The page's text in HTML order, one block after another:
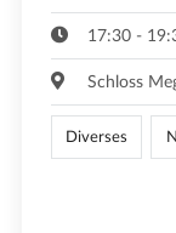
17:30 -
Schloss
Diverses